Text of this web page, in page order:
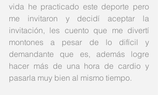
vida he practicado este deporte pero
me invitaron y decidí aceptar la
invitación, les cuento que me divertí
montones a pesar de lo difícil y
demandante que es, además logre
hacer más de una hora de cardio y
pasarla muy bien al mismo tiempo.